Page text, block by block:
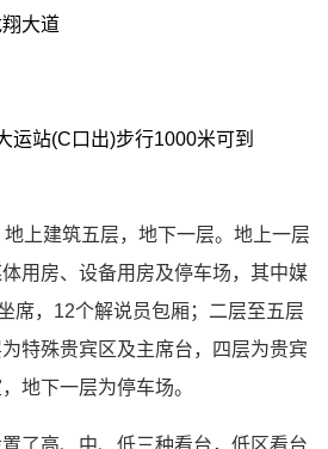
大道
运站(C口出)步行1000米可到
上建筑五层，地下一层。地上一层
用房、设备用房及停车场，其中媒
席，12个解说员包厢；二层至五层
特殊贵宾区及主席台，四层为贵宾
地下一层为停车场。
了高、中、低三种看台，低区看台